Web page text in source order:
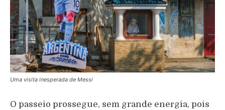
Uma visita inesperada de Messi
O passeio prossegue, sem grande energia, pois